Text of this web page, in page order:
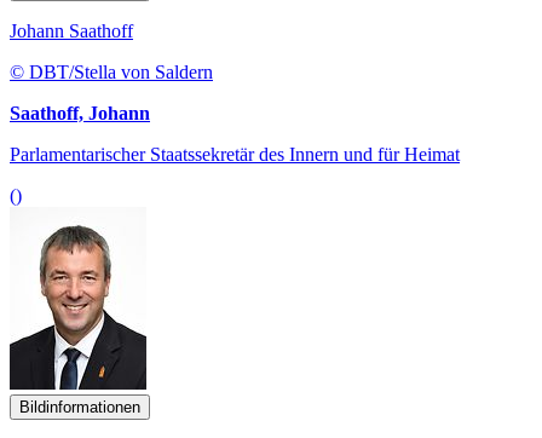
Johann Saathoff
© DBT/Stella von Saldern
Saathoff, Johann
Parlamentarischer Staatssekretär des Innern und für Heimat
()
Bildinformationen